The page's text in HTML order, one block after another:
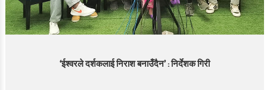
‘ईश्वरले दर्शकलाई निराश बनाउँदैन’ : निर्देशक गिरी